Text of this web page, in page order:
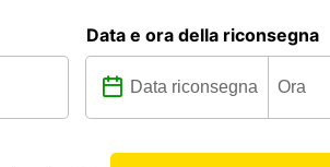
Data e ora della riconsegna